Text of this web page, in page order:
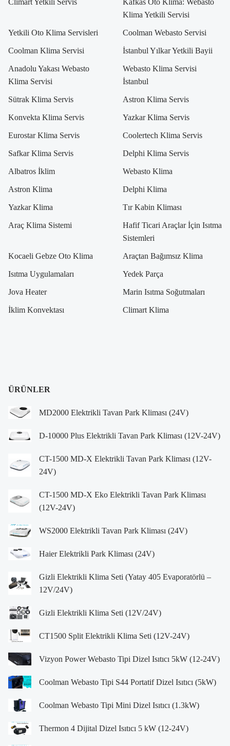
Klima Yetkili Servisi
Yetkili Oto Klima Servisleri Coolman Webasto Servisi
Coolman Klima Servisi İstanbul Yılkar Yetkili Bayii
Anadolu Yakası Webasto
Klima Servisi
Webasto Klima Servisi
İstanbul
Sütrak Klima Servis Astron Klima Servis
Konvekta Klima Servis Yazkar Klima Servis
Eurostar Klima Servis Coolertech Klima Servis
Safkar Klima Servis Delphi Klima Servis
Albatros İklim Webasto Klima
Astron Klima Delphi Klima
Yazkar Klima Tır Kabin Kliması
Araç Klima Sistemi
Hafif Ticari Araçlar İçin Isıtma
Sistemleri
Kocaeli Gebze Oto Klima Araçtan Bağımsız Klima
Isıtma Uygulamaları Yedek Parça
Jova Heater Marin Isıtma Soğutmaları
İklim Konvektası Climart Klima
ÜRÜNLER
MD2000 Elektrikli Tavan Park Kliması (24V)
D-10000 Plus Elektrikli Tavan Park Kliması (12V-24V)
CT-1500 MD-X Elektrikli Tavan Park Kliması (12V-
24V)
CT-1500 MD-X Eko Elektrikli Tavan Park Kliması
(12V-24V)
WS2000 Elektrikli Tavan Park Kliması (24V)
Haier Elektrikli Park Kliması (24V)
Gizli Elektrikli Klima Seti (Yatay 405 Evaporatörlü –
12V/24V)
Gizli Elektrikli Klima Seti (12V/24V)
CT1500 Split Elektrikli Klima Seti (12V-24V)
Vizyon Power Webasto Tipi Dizel Isıtıcı 5kW (12-24V)
Coolman Webasto Tipi S44 Portatif Dizel Isıtıcı (5kW)
Coolman Webasto Tipi Mini Dizel Isıtıcı (1.3kW)
Thermon 4 Dijital Dizel Isıtıcı 5 kW (12-24V)